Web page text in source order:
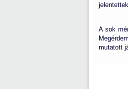
A sok
mutatott